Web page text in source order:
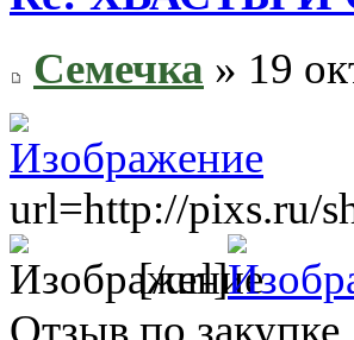
Семечка » 19
url=http://pixs.ru/
[/url]
Отзыв по